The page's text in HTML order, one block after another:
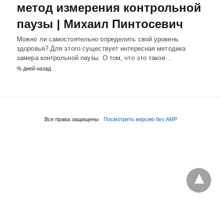
метод измерения контрольной
паузы | Михаил Пинтосевич
Можно ли самостоятельно определить свой уровень
здоровья? Для этого существует интересная методика
замера контрольной паузы. О том, что это такое…
% дней назад
Все права защищены Посмотреть версию без AMP